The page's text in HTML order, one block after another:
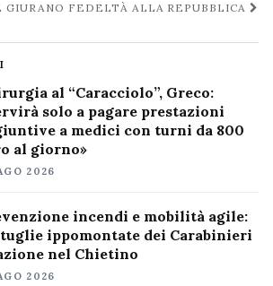
GIURANO FEDELTÀ ALLA REPUBBLICA
al “Caracciolo”, Greco:
solo a pagare prestazioni
a medici con turni da 800
al giorno»
2026
incendi e mobilità agile:
ippomontate dei Carabinieri
nel Chietino
2026